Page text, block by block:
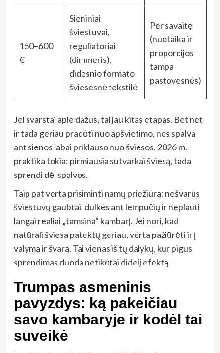
150–600
€
Sieniniai
šviestuvai,
reguliatoriai
(dimmeris),
didesnio formato
šviesesnė tekstilė
Per savaitę
(nuotaika ir
proporcijos
tampa
pastovesnės)
Jei svarstai apie dažus, tai jau kitas etapas. Bet net
ir tada geriau pradėti nuo apšvietimo, nes spalva
ant sienos labai priklauso nuo šviesos. 2026 m.
praktika tokia: pirmiausia sutvarkai šviesą, tada
sprendi dėl spalvos.
Taip pat verta prisiminti namų priežiūrą: nešvarūs
šviestuvų gaubtai, dulkės ant lempučių ir neplauti
langai realiai „tamsina“ kambarį. Jei nori, kad
natūrali šviesa patektų geriau, verta pažiūrėti ir į
valymą ir švarą. Tai vienas iš tų dalykų, kur pigus
sprendimas duoda netikėtai didelį efektą.
Trumpas asmeninis
pavyzdys: ką pakeičiau
savo kambaryje ir kodėl tai
suveikė